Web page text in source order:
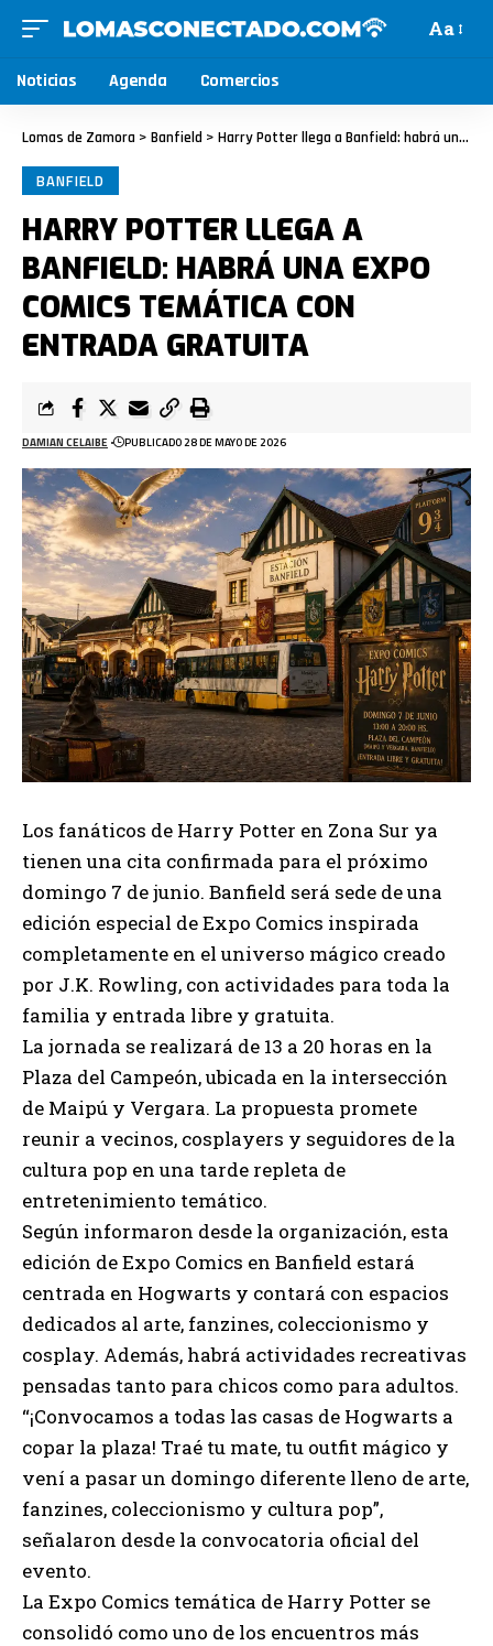
Aa
Noticias Agenda Comercios
Lomas de Zamora > Banfield > Harry Potter llega a Banfield: habrá una Expo Comics temática con entrada gratuita
BANFIELD
HARRY POTTER LLEGA A
BANFIELD: HABRÁ UNA EXPO
COMICS TEMÁTICA CON
ENTRADA GRATUITA
DAMIAN CELAIBE PUBLICADO 28 DE MAYO DE 2026
Los fanáticos de Harry Potter en Zona Sur ya
tienen una cita confirmada para el próximo
domingo 7 de junio. Banfield será sede de una
edición especial de Expo Comics inspirada
completamente en el universo mágico creado
por J.K. Rowling, con actividades para toda la
familia y entrada libre y gratuita.
La jornada se realizará de 13 a 20 horas en la
Plaza del Campeón, ubicada en la intersección
de Maipú y Vergara. La propuesta promete
reunir a vecinos, cosplayers y seguidores de la
cultura pop en una tarde repleta de
entretenimiento temático.
Según informaron desde la organización, esta
edición de Expo Comics en Banfield estará
centrada en Hogwarts y contará con espacios
dedicados al arte, fanzines, coleccionismo y
cosplay. Además, habrá actividades recreativas
pensadas tanto para chicos como para adultos.
“¡Convocamos a todas las casas de Hogwarts a
copar la plaza! Traé tu mate, tu outfit mágico y
vení a pasar un domingo diferente lleno de arte,
fanzines, coleccionismo y cultura pop”,
señalaron desde la convocatoria oficial del
evento.
La Expo Comics temática de Harry Potter se
consolidó como uno de los encuentros más